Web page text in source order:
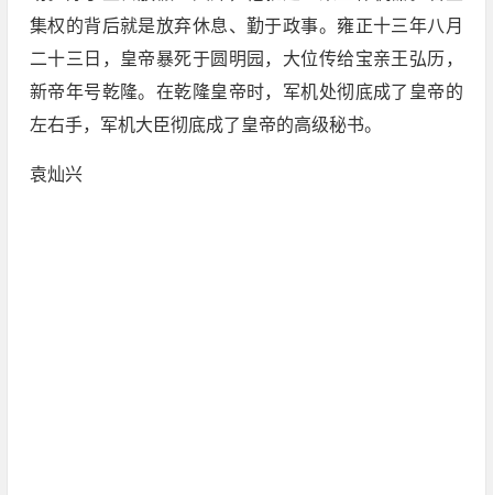
集权的背后就是放弃休息、勤于政事。雍正十三年八月
二十三日，皇帝暴死于圆明园，大位传给宝亲王弘历，
新帝年号乾隆。在乾隆皇帝时，军机处彻底成了皇帝的
左右手，军机大臣彻底成了皇帝的高级秘书。
袁灿兴